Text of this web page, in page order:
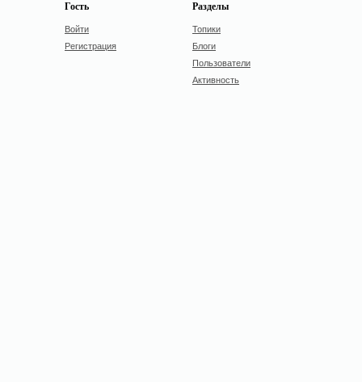
Гость
Войти
Регистрация
Разделы
Топики
Блоги
Пользователи
Активность